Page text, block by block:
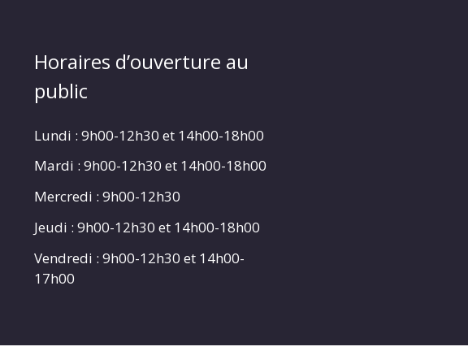
Horaires d’ouverture au
public
Lundi : 9h00-12h30 et 14h00-18h00
Mardi : 9h00-12h30 et 14h00-18h00
Mercredi : 9h00-12h30
Jeudi : 9h00-12h30 et 14h00-18h00
Vendredi : 9h00-12h30 et 14h00-
17h00